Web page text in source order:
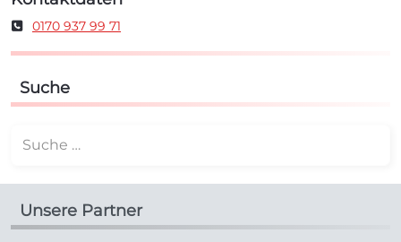
Mobil
0170 937 99 71
Suche
Unsere Partner